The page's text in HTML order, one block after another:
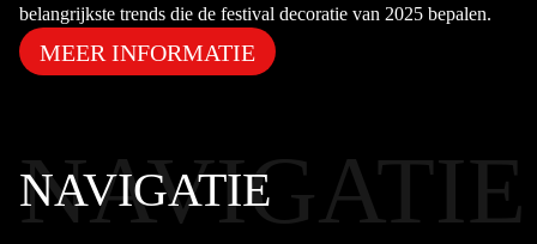
belangrijkste trends die de festival decoratie van 2025 bepalen.
MEER INFORMATIE
NAVIGATIE
NAVIGATIE